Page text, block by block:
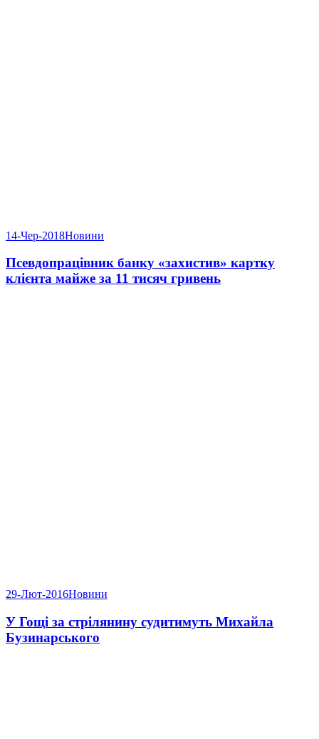
14-Чер-2018Новини
Псевдопрацівник банку «захистив» картку
клієнта майже за 11 тисяч гривень
29-Лют-2016Новини
У Гощі за стрілянину судитимуть Михайла
Бузинарського